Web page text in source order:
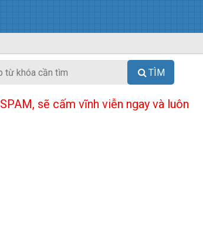
TÌM
sẽ cấm vĩnh viễn ngay và luôn